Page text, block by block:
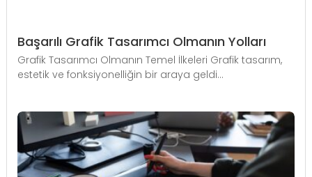
Başarılı Grafik Tasarımcı Olmanın Yolları
Grafik Tasarımcı Olmanın Temel İlkeleri Grafik tasarım,
estetik ve fonksiyonelliğin bir araya geldi...